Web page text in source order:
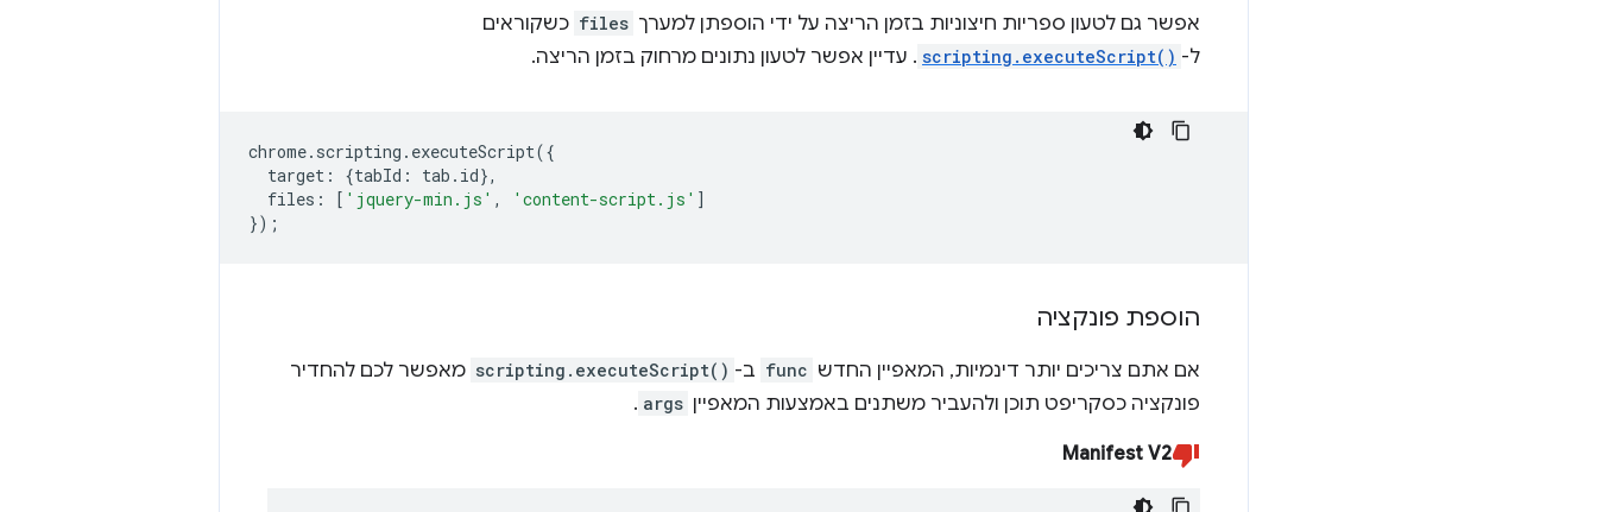
אפשר גם לטעון ספריות חיצוניות בזמן הריצה על ידי הוספתן למערך files כשקוראים
ל- scripting.executeScript() . עדיין אפשר לטעון נתונים מרחוק בזמן הריצה.
chrome. scripting . executeScript({
target : {tabId : tab . id},
files : [ 'jquery-min.js' , 'content-script.js' ]
});
הוספת פונקציה
אם אתם צריכים יותר דינמיות, המאפיין החדש func ב- scripting.executeScript() מאפשר לכם להחדיר
פונקציה כסקריפט תוכן ולהעביר משתנים באמצעות המאפיין args
.
Manifest V2